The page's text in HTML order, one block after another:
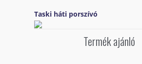
Taski háti porszívó
Termék ajánló